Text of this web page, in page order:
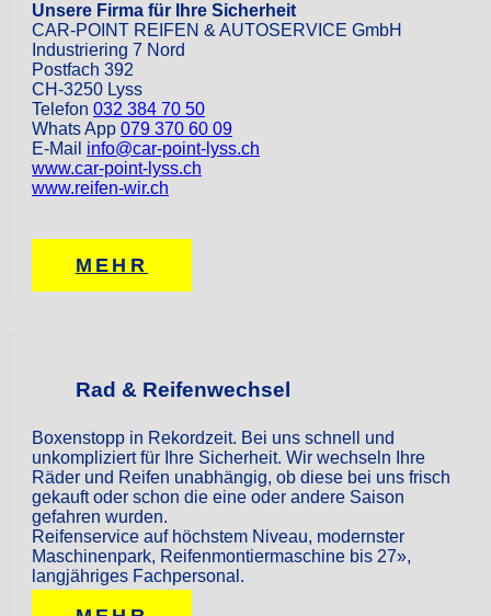
Unsere Firma für Ihre Sicherheit
CAR-POINT REIFEN & AUTOSERVICE GmbH
Industriering 7 Nord
Postfach 392
CH-3250 Lyss
Telefon 032 384 70 50
Whats App 079 370 60 09
E-Mail info@car-point-lyss.ch
www.car-point-lyss.ch
www.reifen-wir.ch
MEHR
Rad & Reifenwechsel
Boxenstopp in Rekordzeit. Bei uns schnell und
unkompliziert für Ihre Sicherheit. Wir wechseln Ihre
Räder und Reifen unabhängig, ob diese bei uns frisch
gekauft oder schon die eine oder andere Saison
gefahren wurden.
Reifenservice auf höchstem Niveau, modernster
Maschinenpark, Reifenmontiermaschine bis 27»,
langjähriges Fachpersonal.